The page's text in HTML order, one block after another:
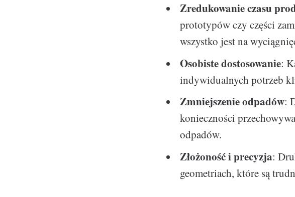
Zredukowanie czasu
prototypów czy części
wszystko jest na
Osobiste dostosowanie:
indywidualnych potrzeb
Zmniejszenie odpadów:
konieczności
odpadów.
Złożoność i precyzja:
geometriach, które są